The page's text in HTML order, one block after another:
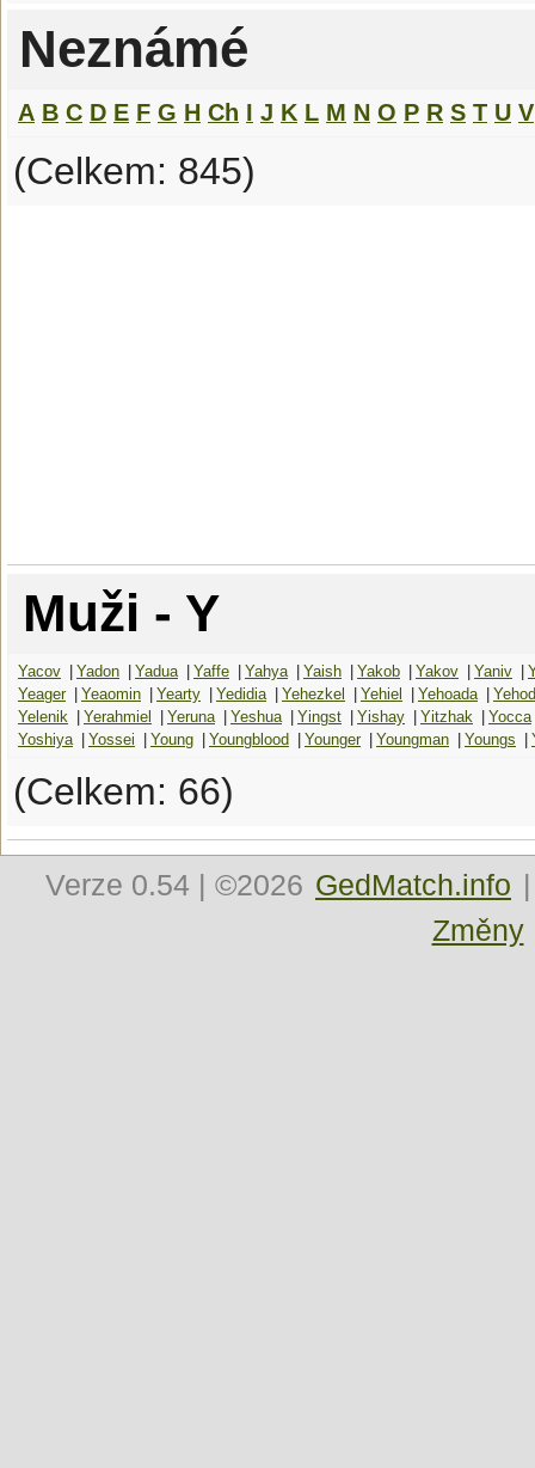
Neznámé
A B C D E F G H Ch I J K L M N O P R S T U V
(Celkem: 845)
Muži - Y
Yacov | Yadon | Yadua | Yaffe | Yahya | Yaish | Yakob | Yakov | Yaniv |
Yeager | Yeaomin | Yearty | Yedidia | Yehezkel | Yehiel | Yehoada |
Yelenik | Yerahmiel | Yeruna | Yeshua | Yingst | Yishay | Yitzhak | Yocca
Yoshiya | Yossei | Young | Youngblood | Younger | Youngman | Youngs |
(Celkem: 66)
Verze 0.54 | ©2026 GedMatch.info
Změny